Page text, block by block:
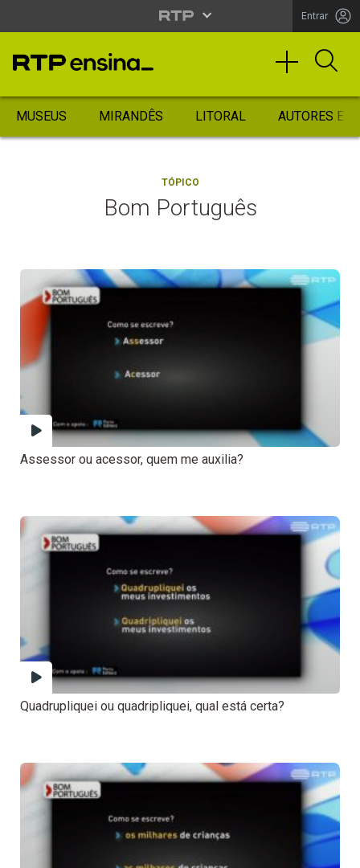
Entrar
MUSEUS MIRANDÊS LITORAL AUTORES
TÓPICO
Bom Português
Assessor ou acessor, quem me auxilia?
Quadrupliquei ou quadripliquei, qual está certa?